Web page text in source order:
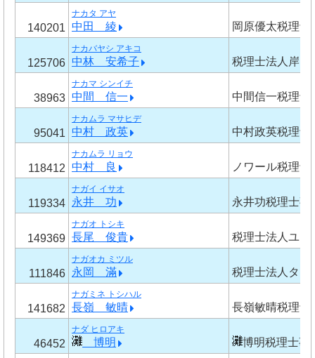
140201
ナカタ アヤ
中田 綾 岡原優太税理士
125706
ナカバヤシ アキコ
中林 安希子 税理士法人岸田
38963
ナカマ シンイチ
中間 信一 中間信一税理士
95041
ナカムラ マサヒデ
中村 政英 中村政英税理士
118412
ナカムラ リョウ
中村 良 ノワール税理士
119334
ナガイ イサオ
永井 功 永井功税理士事
149369
ナガオ トシキ
長尾 俊貴 税理士法人ユア
111846
ナガオカ ミツル
永岡 滿 税理士法人タッ
141682
ナガミネ トシハル
長嶺 敏晴 長嶺敏晴税理士
46452
ナダ ヒロアキ
博明 博明税理士事